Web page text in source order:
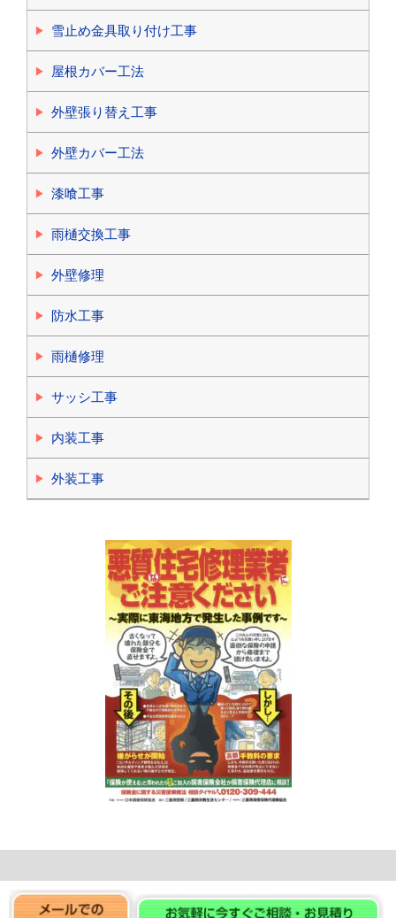
雪止め金具取り付け工事
屋根カバー工法
外壁張り替え工事
外壁カバー工法
漆喰工事
雨樋交換工事
外壁修理
防水工事
雨樋修理
サッシ工事
内装工事
外装工事